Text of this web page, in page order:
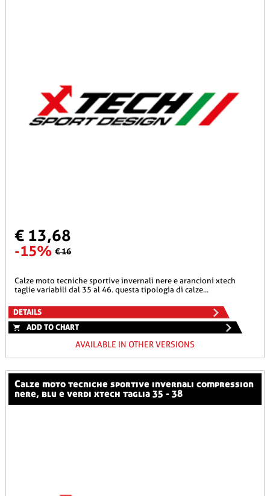
€ 13,68
-15% € 16
calze moto tecniche sportive invernali nere e arancioni xtech
taglie variabili dal 35 al 46. questa tipologia di calze...
DETAILS
ADD TO CHART
AVAILABLE IN OTHER VERSIONS
calze moto tecniche sportive invernali compression
nere, blu e verdi xtech taglia 35 - 38